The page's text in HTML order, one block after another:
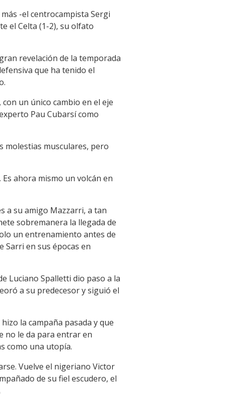
-el centrocampista Sergi
el Celta (1-2), su olfato
revelación de la temporada
que ha tenido el
un único cambio en el eje
Pau Cubarsí como
molestias musculares, pero
ahora mismo un volcán en
a su amigo Mazzarri, a tan
sobremanera la llegada de
un entrenamiento antes de
Sarri en sus épocas en
Luciano Spalletti dio paso a la
a su predecesor y siguió el
la campaña pasada y que
no le da para entrar en
como una utopía.
Vuelve el nigeriano Victor
de su fiel escudero, el